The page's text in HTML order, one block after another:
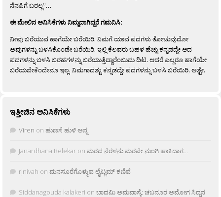
ನೆನಪಿಗೆ ಬರಲ್ಲ”…
ಈ ಮೇಲಿನ ಅನಿಸಿಕೆಗಳು ನಿಮ್ಮದಾಗಿದ್ದರೆ ಗಮನಿಸಿ:
ನೀವು ಬರೆಯುವ ಹಾಗೆಯೇ ಬರೆಯಿರಿ. ನಿಮಗೆ ಯಾವ ಪದಗಳು ತೋಚುವುದೋ
ಅವುಗಳನ್ನು ಬಳಸಿಕೊಂಡೇ ಬರೆಯಿರಿ. ಇಲ್ಲಿ ಕೆಲವರು ಬಹಳ ಹೆಚ್ಚು ಕನ್ನಡದ್ದೇ ಆದ
ಪದಗಳನ್ನು ಬಳಸಿ ಬರಹಗಳನ್ನು ಬರೆಯುತ್ತಿದ್ದಾರೆಂಬುದು ದಿಟ. ಆದರೆ ಎಲ್ಲರೂ ಹಾಗೆಯೇ
ಬರೆಯಬೇಕೆಂದೇನೂ ಇಲ್ಲ. ನಿಮಗಾದಶ್ಟು ಕನ್ನಡದ್ದೇ ಪದಗಳನ್ನು ಬಳಸಿ ಬರೆಯಿರಿ, ಅಶ್ಟೇ.
ಇತ್ತೀಚಿನ ಅನಿಸಿಕೆಗಳು
Viren on ಹುಣಸೆ ಹುಳಿ ಅನ್ನ
Janardhana Relekar on ಮರದ ನೆರಳನು ಮರವೇ ನುಂಗಿ ಹಾಕಿದಾಗ…
rjnivah on ಮನಸೂರೆಗೊಳ್ಳುವ ಲೈಟ್ಲಮ್ ಕಣಿವೆ
Siddanagouda kalakeri on ಬಾದಮಿ ಅಮವಾಸ್ಯೆ: ಚಬನೂರ ಅಮೋಗ ಸಿದ್ದನ